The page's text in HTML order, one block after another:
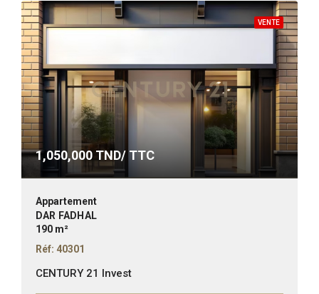
VENTE
1,050,000 TND/ TTC
Appartement
DAR FADHAL
190 m²
Réf: 40301
CENTURY 21 Invest